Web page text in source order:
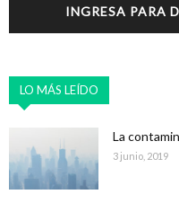
INGRESA PARA
LO MÁS LEÍDO
La
3 junio, 2019